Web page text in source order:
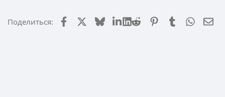
Поделиться: FacebookX (Twitter)
BlueskyLinkedIn
Reddit PinterestTumblr